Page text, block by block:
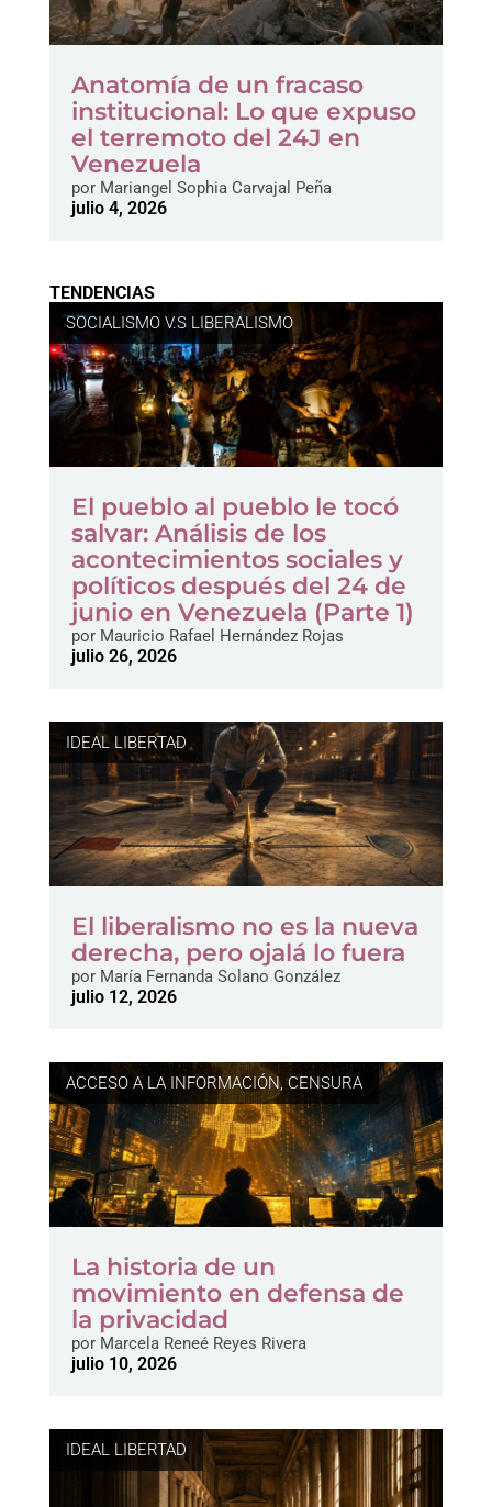
Anatomía de un fracaso
institucional: Lo que expuso
el terremoto del 24J en
Venezuela
porMariangel Sophia Carvajal Peña
julio 4, 2026
TENDENCIAS
SOCIALISMO V.S LIBERALISMO
El pueblo al pueblo le tocó
salvar: Análisis de los
acontecimientos sociales y
políticos después del 24 de
junio en Venezuela (Parte 1)
porMauricio Rafael Hernández Rojas
julio 26, 2026
IDEAL LIBERTAD
El liberalismo no es la nueva
derecha, pero ojalá lo fuera
porMaría Fernanda Solano González
julio 12, 2026
ACCESO A LA INFORMACIÓN,CENSURA
La historia de un
movimiento en defensa de
la privacidad
porMarcela Reneé Reyes Rivera
julio 10, 2026
IDEAL LIBERTAD